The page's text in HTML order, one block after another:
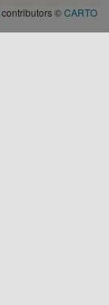
contributors ©CARTO